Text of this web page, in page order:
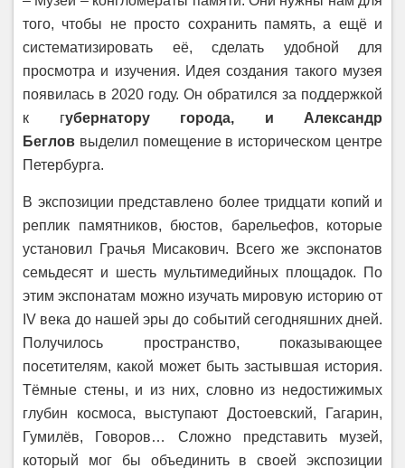
того, чтобы не просто сохранить память, а ещё и
систематизировать её, сделать удобной для
просмотра и изучения. Идея создания такого музея
появилась в 2020 году. Он обратился за поддержкой
к губернатору города, и Александр
Беглов выделил помещение в историческом центре
Петербурга.
В экспозиции представлено более тридцати копий и
реплик памятников, бюстов, барельефов, которые
установил Грачья Мисакович. Всего же экспонатов
семьдесят и шесть мультимедийных площадок. По
этим экспонатам можно изучать мировую историю от
IV века до нашей эры до событий сегодняшних дней.
Получилось пространство, показывающее
посетителям, какой может быть застывшая история.
Тёмные стены, и из них, словно из недостижимых
глубин космоса, выступают Достоевский, Гагарин,
Гумилёв, Говоров… Сложно представить музей,
который мог бы объединить в своей экспозиции